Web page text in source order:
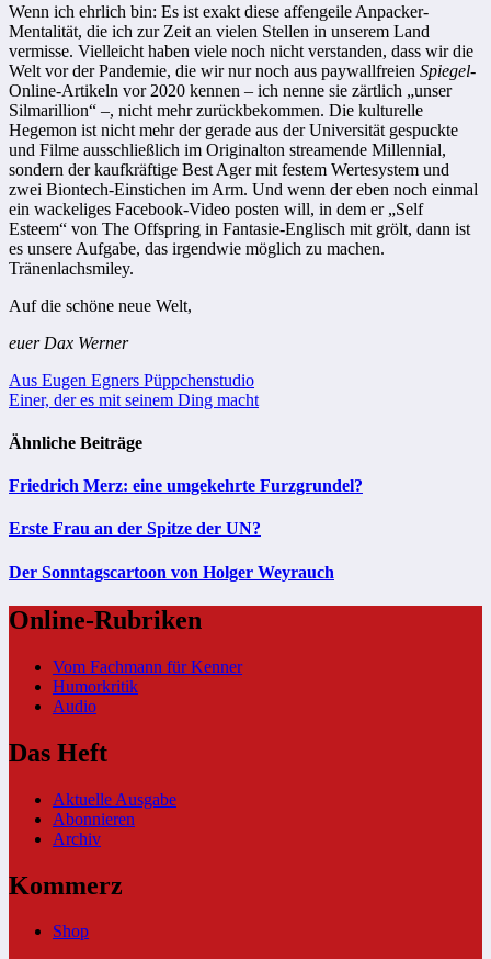
Wenn ich ehrlich bin: Es ist exakt diese affengeile Anpacker-
Mentalität, die ich zur Zeit an vielen Stellen in unserem Land
vermisse. Vielleicht haben viele noch nicht verstanden, dass wir die
Welt vor der Pandemie, die wir nur noch aus paywallfreien Spiegel-
Online-Artikeln vor 2020 kennen – ich nenne sie zärtlich „unser
Silmarillion“ –, nicht mehr zurückbekommen. Die kulturelle
Hegemon ist nicht mehr der gerade aus der Universität gespuckte
und Filme ausschließlich im Originalton streamende Millennial,
sondern der kaufkräftige Best Ager mit festem Wertesystem und
zwei Biontech-Einstichen im Arm. Und wenn der eben noch einmal
ein wackeliges Facebook-Video posten will, in dem er „Self
Esteem“ von The Offspring in Fantasie-Englisch mit grölt, dann ist
es unsere Aufgabe, das irgendwie möglich zu machen.
Tränenlachsmiley.
Auf die schöne neue Welt,
euer Dax Werner
Beitragsnavigation
Aus Eugen Egners Püppchenstudio
Einer, der es mit seinem Ding macht
Ähnliche Beiträge
Friedrich Merz: eine umgekehrte Furzgrundel?
Erste Frau an der Spitze der UN?
Der Sonntagscartoon von Holger Weyrauch
Online-Rubriken
Vom Fachmann für Kenner
Humorkritik
Audio
Das Heft
Aktuelle Ausgabe
Abonnieren
Archiv
Kommerz
Shop